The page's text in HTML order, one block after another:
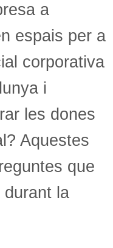
a
espais per a
corporativa
i
les dones
Aquestes
que
durant la